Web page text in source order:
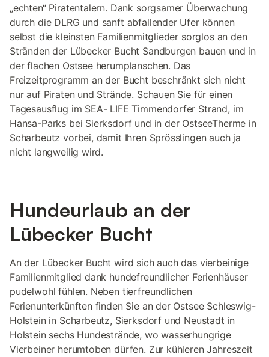
„echten“ Piratentalern. Dank sorgsamer Überwachung
durch die DLRG und sanft abfallender Ufer können
selbst die kleinsten Familienmitglieder sorglos an den
Stränden der Lübecker Bucht Sandburgen bauen und in
der flachen Ostsee herumplanschen. Das
Freizeitprogramm an der Bucht beschränkt sich nicht
nur auf Piraten und Strände. Schauen Sie für einen
Tagesausflug im SEA- LIFE Timmendorfer Strand, im
Hansa-Parks bei Sierksdorf und in der OstseeTherme in
Scharbeutz vorbei, damit Ihren Sprösslingen auch ja
nicht langweilig wird.
Hundeurlaub an der
Lübecker Bucht
An der Lübecker Bucht wird sich auch das vierbeinige
Familienmitglied dank hundefreundlicher Ferienhäuser
pudelwohl fühlen. Neben tierfreundlichen
Ferienunterkünften finden Sie an der Ostsee Schleswig-
Holstein in Scharbeutz, Sierksdorf und Neustadt in
Holstein sechs Hundestrände, wo wasserhungrige
Vierbeiner herumtoben dürfen. Zur kühleren Jahreszeit